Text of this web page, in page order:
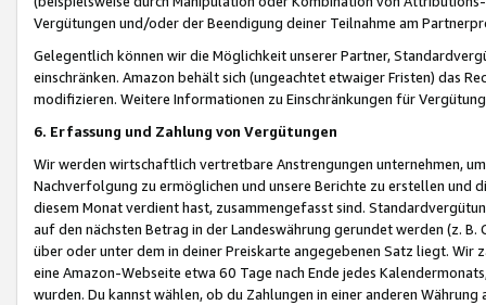
Vergütungen und/oder der Beendigung deiner Teilnahme am
Gelegentlich können wir die Möglichkeit unserer Partner,
einschränken. Amazon behält sich (ungeachtet etwaiger Fristen) das
modifizieren. Weitere Informationen zu Einschränkungen für
6. Erfassung und Zahlung von Vergütungen
Wir werden wirtschaftlich vertretbare Anstrengungen unternehmen,
Nachverfolgung zu ermöglichen und unsere Berichte zu erstellen und
diesem Monat verdient hast, zusammengefasst sind.
auf den nächsten Betrag in der Landeswährung gerundet werden (z.
über oder unter dem in deiner Preiskarte angegebenen Satz liegt.
eine Amazon-Webseite etwa 60 Tage nach Ende jedes
wurden. Du kannst wählen, ob du Zahlungen in einer anderen